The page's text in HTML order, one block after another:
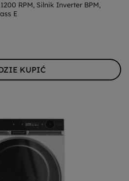
RPM, Silnik Inverter BPM,
E
KUPIĆ